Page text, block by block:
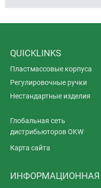
QUICKLINKS
Пластмассовые корпуса
Регулировочные ручки
Нестандартные изделия
Глобальная сеть
дистрибьюторов OKW
Карта сайта
ИНФОРМАЦИОННАЯ